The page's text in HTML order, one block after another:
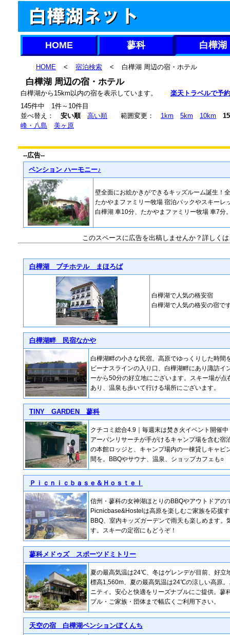
HOME 蓼科 白樺湖
HOME < 宿泊検索 < 白樺湖 周辺の宿・ホテル
白樺湖 周辺の宿・ホテル
白樺湖から15km以内の宿を表示しています。 楽天トラベルで予
145件中 1件～10件目
並べ替え： 安い順 高い順 範囲変更： 1km 5km 10km
峰・八島
美ヶ原
--広告--
ペンション ハーモニー♪
壁全面にお絵かきができるキッズルーム誕生！
たかやまファミリー牧場 宿泊パックやスキーレ
白樺湖 車10分、たかやまファミリー牧場 車7分
このスペースに広告を出稿しませんか？詳しくは
白樺湖 プチホテル まほろば
白樺湖で人気の格安宿
白樺湖で人気の格安の宿で
白樺湖畔 民宿なかや
白樺湖畔の小さな民宿。高原でゆっくりした時間
ビーナスラインの入り口、白樺湖畔にあり諏訪イ
ーから50分の好立地にございます。スキー場が
あり、温泉も歩いて行ける場所にございます。
TINY GARDEN 蓼科
クチコミ総合4.9｜毎週末は焚き火イベント開催中
アーバンリサーチが手がけるキャンプ場を含む宿
の本館ロッジと、キャンプ場内の一棟貸しキャビ
間を。BBQやサウナ、温泉、ショップカフェも○
Ｐｉｃｎｉｃｂａｓｅ＆Ｈｏｓｔｅｌ
信州・蓼科の女神湖ほとりのBBQやアウトドアの
Picnicbase&Hostelは高原を楽しむご家族を応援
BBQ、室内キッズガーデンで雨天も楽しめます
す。スキーの定宿にもどうぞ！
蓼科メドゥズ スポーツドミトリー
夏の最高気温は24℃、冬はゲレンデが目前、好立
標高1,560m、夏の最高気温は24℃の涼しい高原
ニティ。安心と快適をリーズナブルにご提供。蓼
プル・ご家族・団体まで幅広くご利用下さい。
天空の宿 白樺湖ペンションぼくんち